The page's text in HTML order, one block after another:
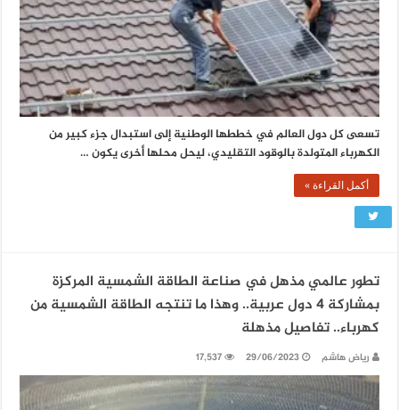
تسعى كل دول العالم في خططها الوطنية إلى استبدال جزء كبير من
الكهرباء المتولدة بالوقود التقليدي، ليحل محلها أخرى يكون …
أكمل القراءة »
تطور عالمي مذهل في صناعة الطاقة الشمسية المركزة
بمشاركة 4 دول عربية.. وهذا ما تنتجه الطاقة الشمسية من
كهرباء.. تفاصيل مذهلة
رياض هاشم 29/06/2023
17,537